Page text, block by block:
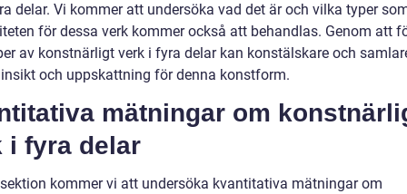
delar. Vi kommer att undersöka vad det är och vilka typer
för dessa verk kommer också att behandlas. Genom att
av konstnärligt verk i fyra delar kan konstälskare och
och uppskattning för denna konstform.
mätningar om
i fyra delar
kommer vi att undersöka kvantitativa mätningar om